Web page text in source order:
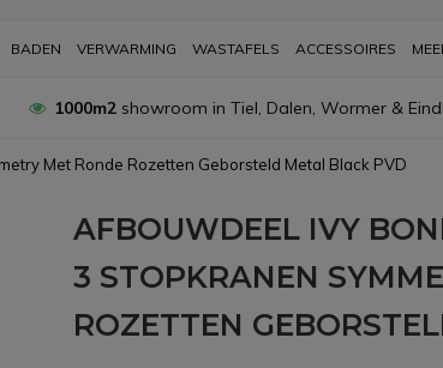
BADEN VERWARMING WASTAFELS ACCESSOIRES
1000m2showroom in Tiel, Dalen, Wormer &
Met Ronde Rozetten Geborsteld Metal Black PVD
AFBOUWDEEL IVY
3 STOPKRANEN
ROZETTEN